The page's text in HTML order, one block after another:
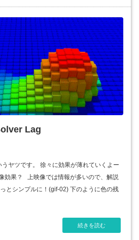
Lag
ヤツです。 徐々に効果が薄れていくよー
効果？ 上映像では情報が多いので、解説
とシンプルに！(gif-02) 下のように色の残
続きを読む